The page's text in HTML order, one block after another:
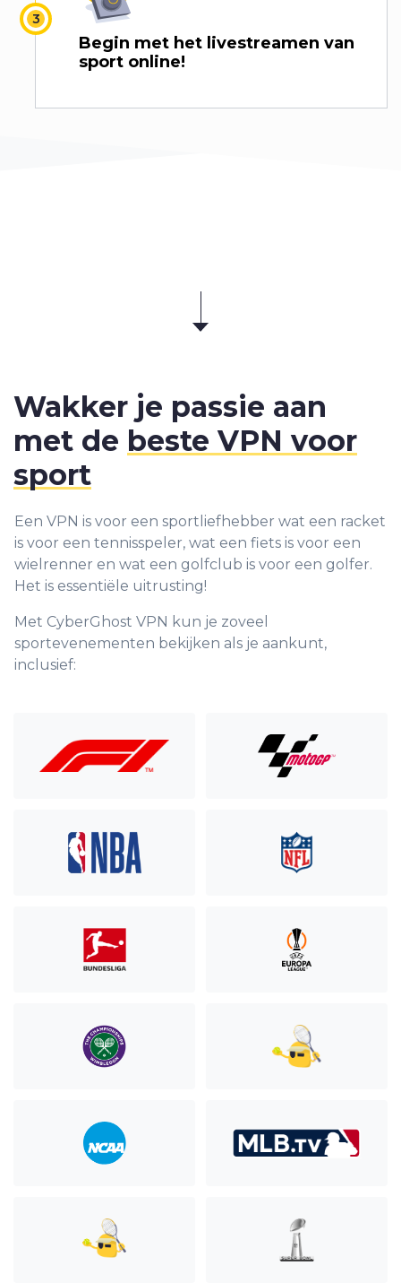
Begin met het livestreamen van
sport online!
Wakker je passie aan
met de beste VPN voor
sport
Een VPN is voor een sportliefhebber wat een racket
is voor een tennisspeler, wat een fiets is voor een
wielrenner en wat een golfclub is voor een golfer.
Het is essentiële uitrusting!
Met CyberGhost VPN kun je zoveel
sportevenementen bekijken als je aankunt,
inclusief: